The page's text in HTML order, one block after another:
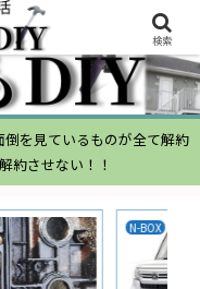
を見ているものが全て解約
約させない！！
検索